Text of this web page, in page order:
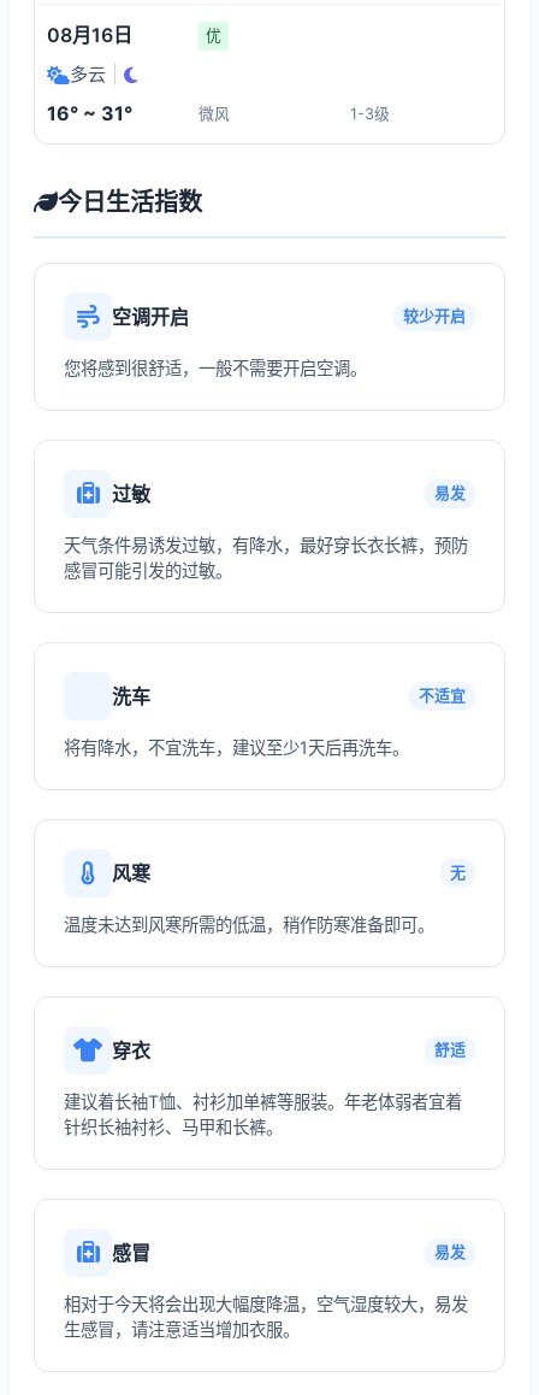
08月16日 优
多云
16° ~ 31° 微风 1-3级
今日生活指数
空调开启 较少开启
您将感到很舒适，一般不需要开启空调。
过敏 易发
天气条件易诱发过敏，有降水，最好穿长衣长裤，预防
感冒可能引发的过敏。
洗车 不适宜
将有降水，不宜洗车，建议至少1天后再洗车。
风寒 无
温度未达到风寒所需的低温，稍作防寒准备即可。
穿衣 舒适
建议着长袖T恤、衬衫加单裤等服装。年老体弱者宜着
针织长袖衬衫、马甲和长裤。
感冒 易发
相对于今天将会出现大幅度降温，空气湿度较大，易发
生感冒，请注意适当增加衣服。